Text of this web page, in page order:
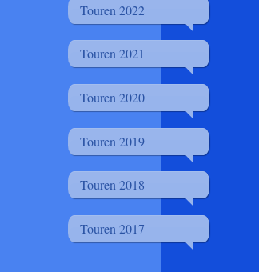
Touren 2022
Touren 2021
Touren 2020
Touren 2019
Touren 2018
Touren 2017